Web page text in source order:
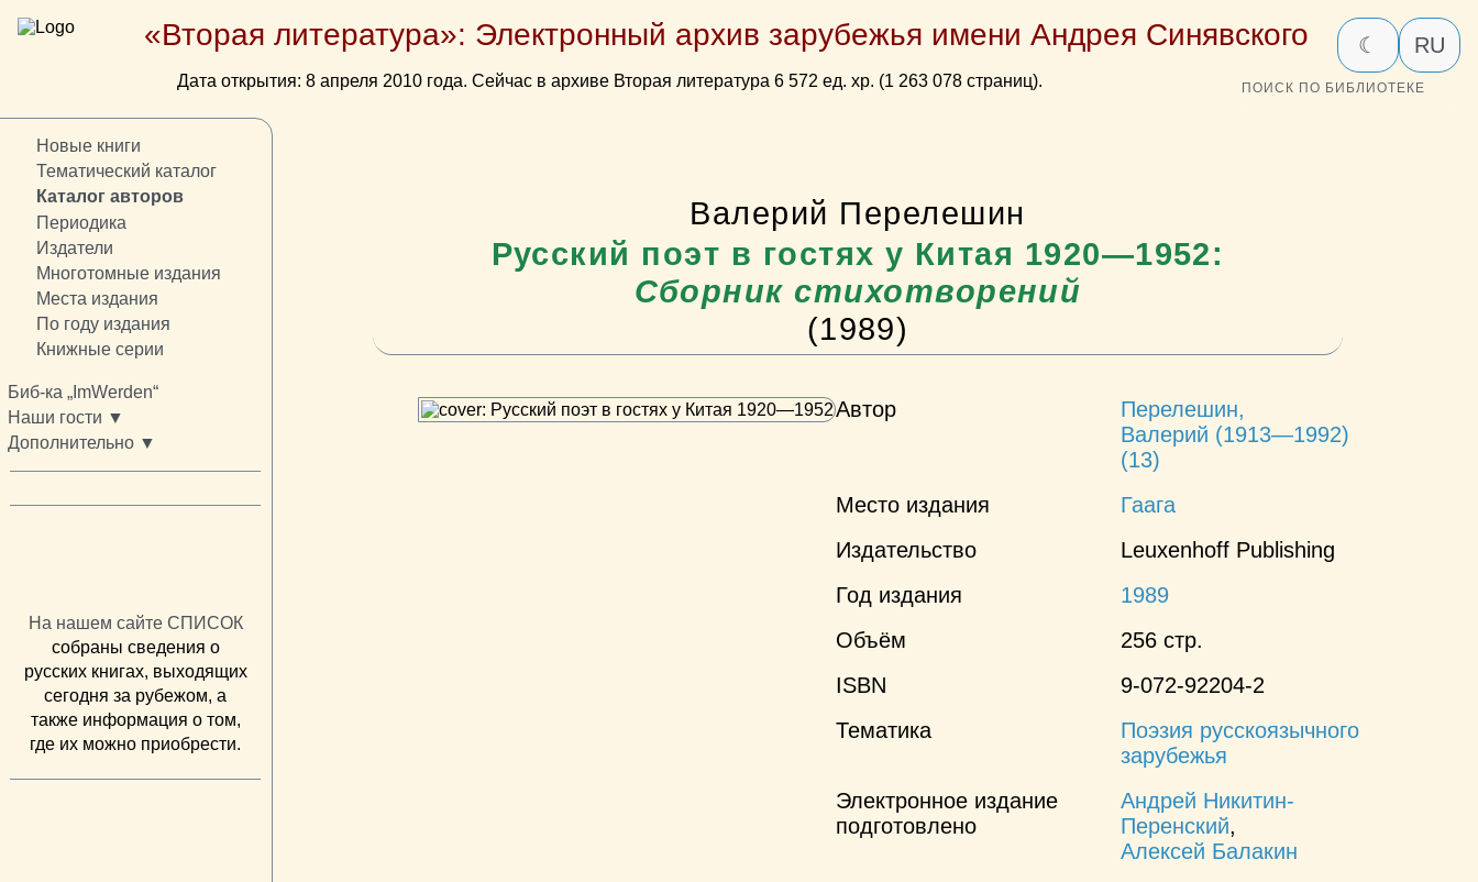
«Вторая литература»: Электронный архив зарубежья имени Андрея Синявского
Дата открытия: 8 апреля 2010 года. Сейчас в архиве Вторая литература 6 572 ед. хр. (1 263 078 страниц).
☾ RU
ПОИСК ПО БИБЛИОТЕКЕ
Новые книги
Тематический каталог
Каталог авторов
Периодика
Издатели
Многотомные издания
Места издания
По году издания
Книжные серии
Биб-ка „ImWerden“
Наши гости ▼
Дополнительно ▼
На нашем сайте СПИСОК
собраны сведения о
русских книгах, выходящих
сегодня за рубежом, а
также информация о том,
где их можно приобрести.
Валерий Перелешин
Русский поэт в гостях у Китая 1920—1952:
Сборник стихотворений
(1989)
Автор
Перелешин,
Валерий (1913—1992)
(13)
Место издания
Гаага
Издательство
Leuxenhoff Publishing
Год издания
1989
Объём
256 стр.
ISBN
9-072-92204-2
Тематика
Поэзия русскоязычного
зарубежья
Электронное издание
подготовлено
Андрей Никитин-
Перенский,
Алексей Балакин